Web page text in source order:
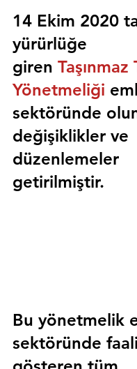
14 Ekim 2020
yürürlüğe
giren
Yönetmeliği
sektöründe
değişiklikler ve
düzenlemeler
getirilmiştir.
Bu yönetmelik
sektöründe